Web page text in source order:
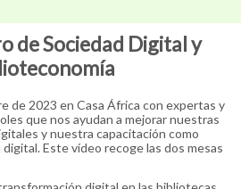
de Sociedad Digital y
de 2023 en Casa África con expertas y
que nos ayudan a mejorar nuestras
y nuestra capacitación como
Este vídeo recoge las dos mesas